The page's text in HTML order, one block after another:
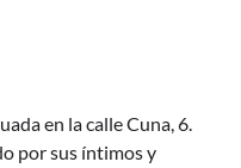
en la calle Cuna, 6.
por sus íntimos y